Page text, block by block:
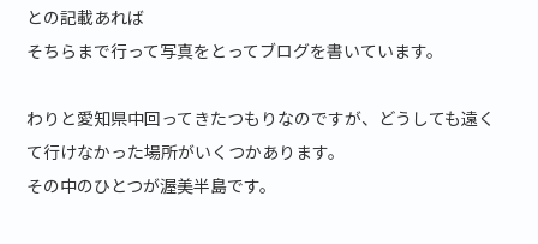
との記載あれば
そちらまで行って写真をとってブログを書いています。
わりと愛知県中回ってきたつもりなのですが、どうしても遠く
て行けなかった場所がいくつかあります。
その中のひとつが渥美半島です。